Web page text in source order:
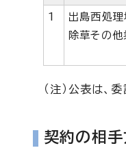
1
出島西処
除草その他
（注）公表は
契約の相